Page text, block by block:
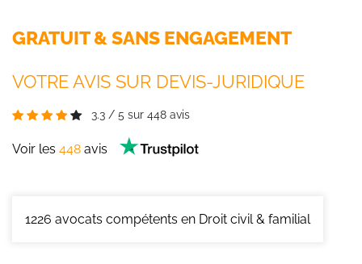
GRATUIT & SANS ENGAGEMENT
VOTRE AVIS SUR DEVIS-JURIDIQUE
3.3 / 5 sur 448 avis
Voir les 448 avis
1226 avocats compétents en Droit civil & familial